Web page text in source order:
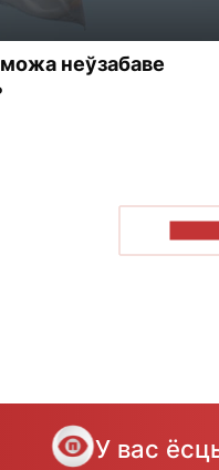
неўзабаве
У вас